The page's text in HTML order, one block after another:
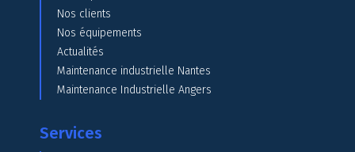
Nos clients
Nos équipements
Actualités
Maintenance industrielle Nantes
Maintenance Industrielle Angers
Services